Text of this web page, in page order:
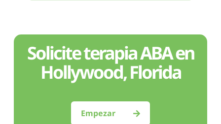
Solicite terapia ABA en
Hollywood, Florida
Empezar